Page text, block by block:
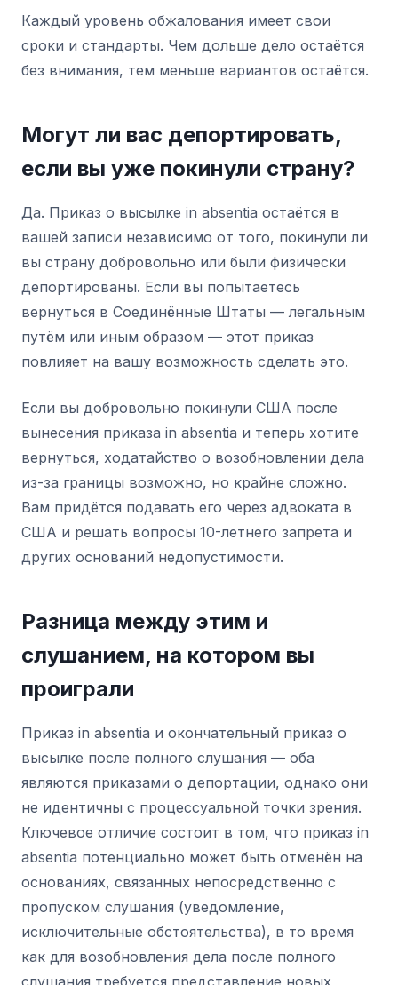
Каждый уровень обжалования имеет свои
сроки и стандарты. Чем дольше дело остаётся
без внимания, тем меньше вариантов остаётся.
Могут ли вас депортировать,
если вы уже покинули страну?
Да. Приказ о высылке in absentia остаётся в
вашей записи независимо от того, покинули ли
вы страну добровольно или были физически
депортированы. Если вы попытаетесь
вернуться в Соединённые Штаты — легальным
путём или иным образом — этот приказ
повлияет на вашу возможность сделать это.
Если вы добровольно покинули США после
вынесения приказа in absentia и теперь хотите
вернуться, ходатайство о возобновлении дела
из-за границы возможно, но крайне сложно.
Вам придётся подавать его через адвоката в
США и решать вопросы 10-летнего запрета и
других оснований недопустимости.
Разница между этим и
слушанием, на котором вы
проиграли
Приказ in absentia и окончательный приказ о
высылке после полного слушания — оба
являются приказами о депортации, однако они
не идентичны с процессуальной точки зрения.
Ключевое отличие состоит в том, что приказ in
absentia потенциально может быть отменён на
основаниях, связанных непосредственно с
пропуском слушания (уведомление,
исключительные обстоятельства), в то время
как для возобновления дела после полного
слушания требуется представление новых